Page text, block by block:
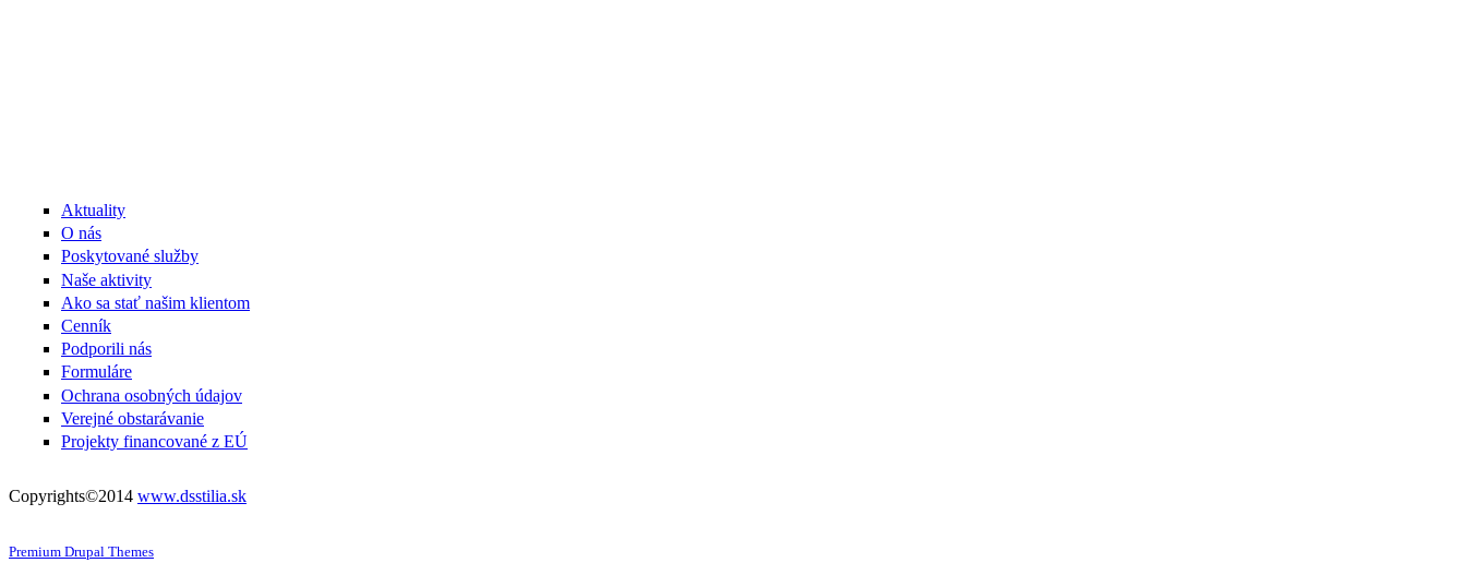
Aktuality
O nás
Poskytované služby
Naše aktivity
Ako sa stať našim klientom
Cenník
Podporili nás
Formuláre
Ochrana osobných údajov
Verejné obstarávanie
Projekty financované z EÚ
Copyrights©2014 www.dsstilia.sk
Premium Drupal Themes